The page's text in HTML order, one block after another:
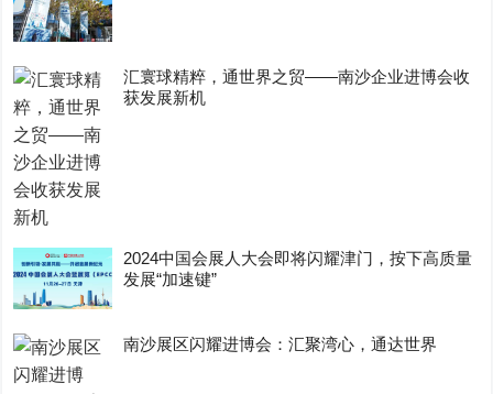
汇寰球精粹，通世界之贸——南沙企业进博会收
获发展新机
2024中国会展人大会即将闪耀津门，按下高质量
发展“加速键”
南沙展区闪耀进博会：汇聚湾心，通达世界